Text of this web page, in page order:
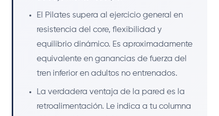
El Pilates supera al ejercicio general en
resistencia del core, flexibilidad y
equilibrio dinámico. Es aproximadamente
equivalente en ganancias de fuerza del
tren inferior en adultos no entrenados.
La verdadera ventaja de la pared es la
retroalimentación. Le indica a tu columna